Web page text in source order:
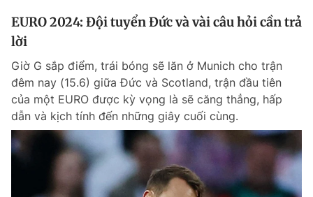
EURO 2024: Đội tuyển Đức và vài câu hỏi cần trả
lời
Giờ G sắp điểm, trái bóng sẽ lăn ở Munich cho trận
đêm nay (15.6) giữa Đức và Scotland, trận đầu tiên
của một EURO được kỳ vọng là sẽ căng thẳng, hấp
dẫn và kịch tính đến những giây cuối cùng.